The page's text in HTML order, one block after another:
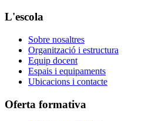
L'escola
Sobre nosaltres
Organització i estructura
Equip docent
Espais i equipaments
Ubicacions i contacte
Oferta formativa